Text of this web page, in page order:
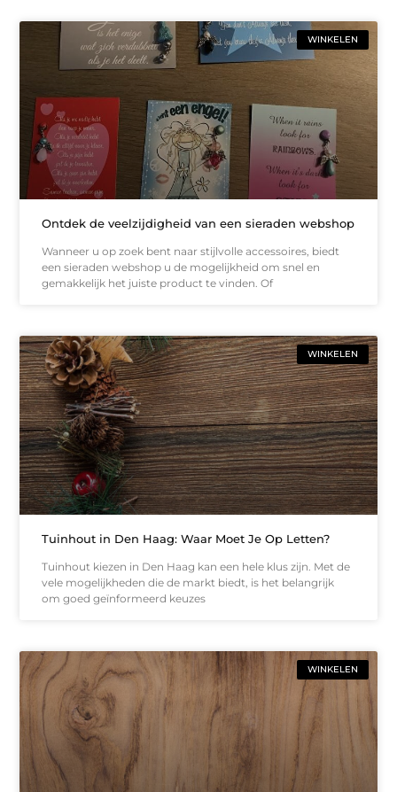
WINKELEN
Ontdek de veelzijdigheid van een sieraden webshop
Wanneer u op zoek bent naar stijlvolle accessoires, biedt
een sieraden webshop u de mogelijkheid om snel en
gemakkelijk het juiste product te vinden. Of
WINKELEN
Tuinhout in Den Haag: Waar Moet Je Op Letten?
Tuinhout kiezen in Den Haag kan een hele klus zijn. Met de
vele mogelijkheden die de markt biedt, is het belangrijk
om goed geïnformeerd keuzes
WINKELEN